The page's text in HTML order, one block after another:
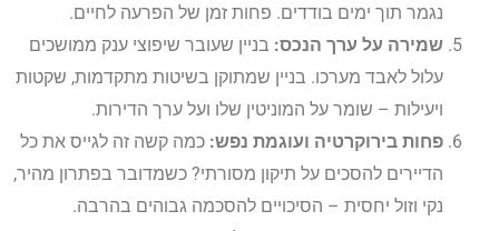
נגמר תוך ימים בודדים. פחות זמן של הפרעה לחיים.
שמירה על ערך הנכס: בניין שעובר שיפוצי ענק ממושכים
עלול לאבד מערכו. בניין שמתוקן בשיטות מתקדמות, שקטות
ויעילות – שומר על המוניטין שלו ועל ערך הדירות.
פחות בירוקרטיה ועוגמת נפש: כמה קשה זה לגייס את כל
הדיירים להסכים על תיקון מסורתי? כשמדובר בפתרון מהיר,
נקי וזול יחסית – הסיכויים להסכמה גבוהים בהרבה.